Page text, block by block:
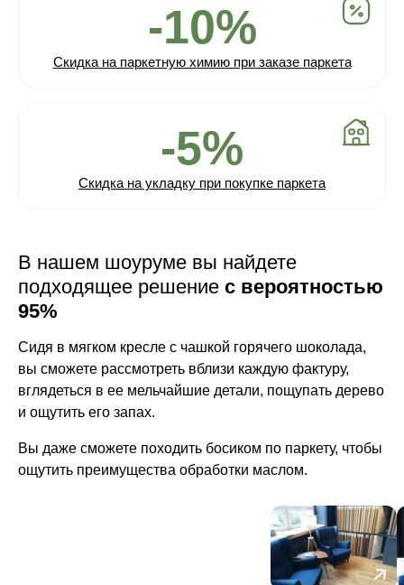
-10%
Скидка на паркетную химию при заказе паркета
-5%
Скидка на укладку при покупке паркета
В нашем шоуруме вы найдете
подходящее решение с вероятностью
95%
Сидя в мягком кресле с чашкой горячего шоколада,
вы сможете рассмотреть вблизи каждую фактуру,
вглядеться в ее мельчайшие детали, пощупать дерево
и ощутить его запах.
Вы даже сможете походить босиком по паркету, чтобы
ощутить преимущества обработки маслом.